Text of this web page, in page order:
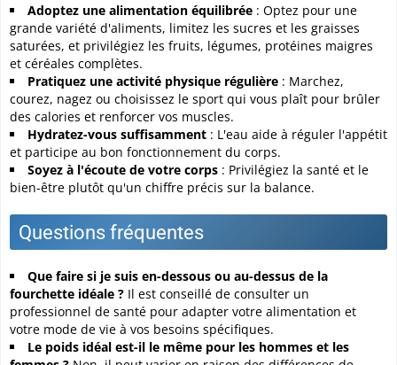
Adoptez une alimentation équilibrée : Optez pour une
grande variété d'aliments, limitez les sucres et les graisses
saturées, et privilégiez les fruits, légumes, protéines maigres
et céréales complètes.
Pratiquez une activité physique régulière : Marchez,
courez, nagez ou choisissez le sport qui vous plaît pour brûler
des calories et renforcer vos muscles.
Hydratez-vous suffisamment : L'eau aide à réguler l'appétit
et participe au bon fonctionnement du corps.
Soyez à l'écoute de votre corps : Privilégiez la santé et le
bien-être plutôt qu'un chiffre précis sur la balance.
Questions fréquentes
Que faire si je suis en-dessous ou au-dessus de la
fourchette idéale ? Il est conseillé de consulter un
professionnel de santé pour adapter votre alimentation et
votre mode de vie à vos besoins spécifiques.
Le poids idéal est-il le même pour les hommes et les